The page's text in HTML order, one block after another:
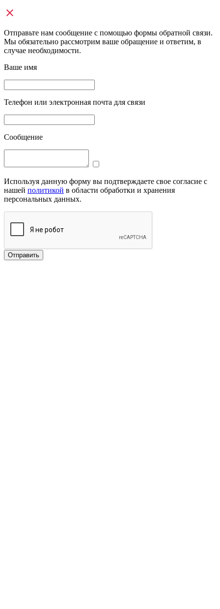
Отправьте нам сообщение с помощью формы обратной связи.
Мы обязательно рассмотрим ваше обращение и ответим, в
случае необходимости.
Ваше имя
Телефон или электронная почта для связи
Сообщение
Используя данную форму вы подтверждаете свое согласие с
нашей политикой в области обработки и хранения
персональных данных.
Отправить